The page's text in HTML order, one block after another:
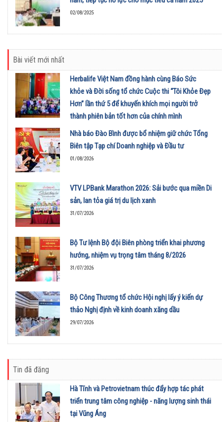
02/08/2025
Bài viết mới nhất
Herbalife Việt Nam đồng hành cùng Báo Sức
khỏe và Đời sống tổ chức Cuộc thi “Tôi Khỏe Đẹp
Hơn” lần thứ 5 để khuyến khích mọi người trở
thành phiên bản tốt hơn của chính mình
Nhà báo Đào Bình được bổ nhiệm giữ chức Tổng
Biên tập Tạp chí Doanh nghiệp và Đầu tư
01/08/2026
VTV LPBank Marathon 2026: Sải bước qua miền Di
sản, lan tỏa giá trị du lịch xanh
31/07/2026
Bộ Tư lệnh Bộ đội Biên phòng triển khai phương
hướng, nhiệm vụ trọng tâm tháng 8/2026
31/07/2026
Bộ Công Thương tổ chức Hội nghị lấy ý kiến dự
thảo Nghị định về kinh doanh xăng dầu
29/07/2026
Tin đã đăng
Hà Tĩnh và Petrovietnam thúc đẩy hợp tác phát
triển trung tâm công nghiệp - năng lượng sinh thái
tại Vũng Áng